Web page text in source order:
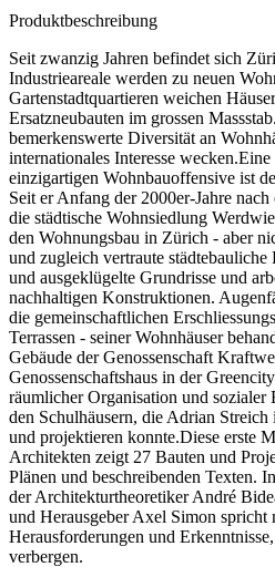
Produktbeschreibung
Seit zwanzig Jahren befindet sich
Industrieareale werden zu neuen
Gartenstadtquartieren weichen
Ersatzneubauten im grossen
bemerkenswerte Diversität an
internationales Interesse
einzigartigen Wohnbauoffensive ist
Seit er Anfang der 2000er-Jahre
die städtische Wohnsiedlung
den Wohnungsbau in Zürich - aber
und zugleich vertraute
und ausgeklügelte Grundrisse und
nachhaltigen Konstruktionen.
die gemeinschaftlichen
Terrassen - seiner Wohnhäuser
Gebäude der Genossenschaft
Genossenschaftshaus in der
räumlicher Organisation und sozialer
den Schulhäusern, die Adrian Streich
und projektieren konnte.Diese erste
Architekten zeigt 27 Bauten und
Plänen und beschreibenden Texten.
der Architekturtheoretiker André
und Herausgeber Axel Simon
Herausforderungen und
verbergen.